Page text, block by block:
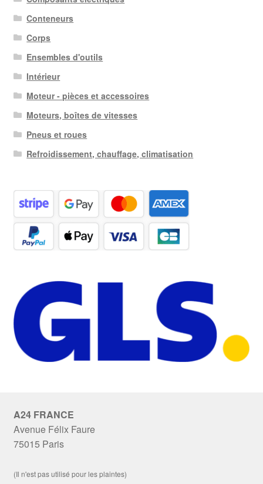
Conteneurs
Corps
Ensembles d'outils
Intérieur
Moteur - pièces et accessoires
Moteurs, boîtes de vitesses
Pneus et roues
Refroidissement, chauffage, climatisation
A24 FRANCE
Avenue Félix Faure
75015 Paris
(Il n'est pas utilisé pour les plaintes)